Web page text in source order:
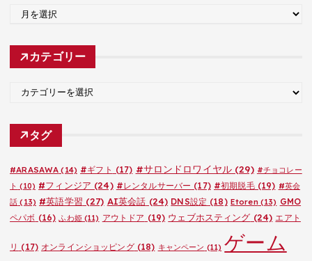
カ
カテゴリー
ゴ
タグ
#ARASAWA (14) #ギフト (17) #サロンドロワイヤル(29) #チョコレー
ト (10) #フィンジア (24) #レンタルサーバー (17) #初期脱毛(19) #英会
話 (13) #英語学習 (27) AI英会話 (24) DNS設定 (18) Etoren(13) GMO
ペパボ (16) ふわ姫(11) アウトドア (19) ウェブホスティング (24) エアト
リ (17) オンラインショッピング(18) キャンペーン (11) ゲーム